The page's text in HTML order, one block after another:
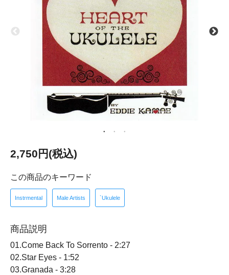
2,750円(税込)
この商品のキーワード
Instrmental Male Artists `Ukulele
商品説明
01.Come Back To Sorrento - 2:27
02.Star Eyes - 1:52
03.Granada - 3:28